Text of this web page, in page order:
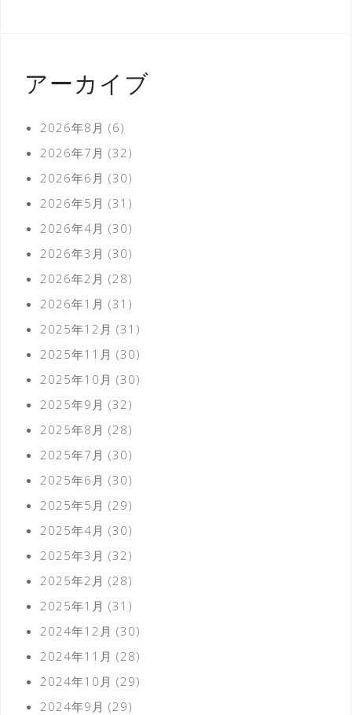
アーカイブ
2026年8月 (6)
2026年7月 (32)
2026年6月 (30)
2026年5月 (31)
2026年4月 (30)
2026年3月 (30)
2026年2月 (28)
2026年1月 (31)
2025年12月 (31)
2025年11月 (30)
2025年10月 (30)
2025年9月 (32)
2025年8月 (28)
2025年7月 (30)
2025年6月 (30)
2025年5月 (29)
2025年4月 (30)
2025年3月 (32)
2025年2月 (28)
2025年1月 (31)
2024年12月 (30)
2024年11月 (28)
2024年10月 (29)
2024年9月 (29)